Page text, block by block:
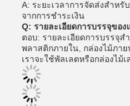
A: ระยะเวลาการจัดส่งสําห
จากการชําระเงิน
Q: รายละเอียดการบรรจุของ
ตอบ: รายละเอียดการบรรจุ
พลาสติกภายใน, กล่องไม้ภาย
เราจะใช้พัลเลตหรือกล่องไม้เ